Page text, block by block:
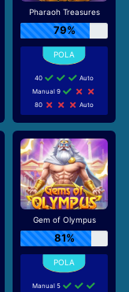
Pharaoh Treasures
79%
40
Auto
Manual 9
80
Auto
Gem of Olympus
81%
Manual 5